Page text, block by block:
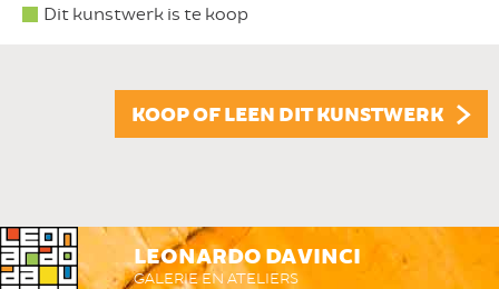
Dit kunstwerk is te koop
KOOP OF LEEN DIT KUNSTWERK
LEONARDO DA VINCI
GALERIE EN ATELIERS